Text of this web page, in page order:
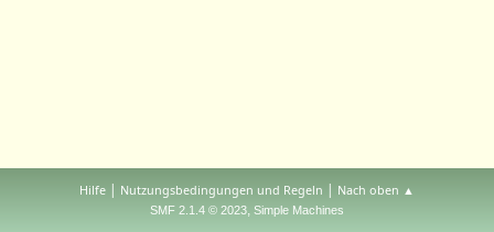
Hilfe | Nutzungsbedingungen und Regeln | Nach oben ▲
SMF 2.1.4 © 2023, Simple Machines